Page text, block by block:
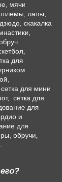
мячи
шлемы, лапы,
скакалка
для
для мини
сетка для
для
и
для
обручи,